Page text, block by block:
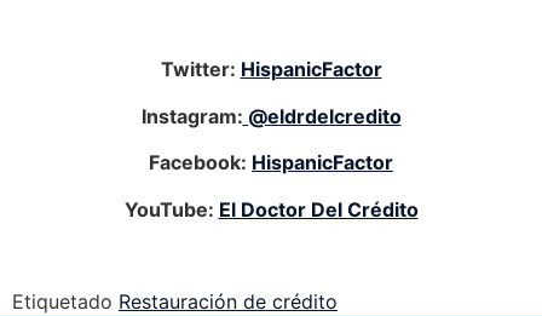
Twitter: HispanicFactor
Instagram: @eldrdelcredito
Facebook: HispanicFactor
YouTube: El Doctor Del Crédito
Etiquetado Restauración de crédito